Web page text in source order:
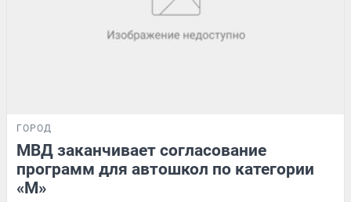
ГОРОД
МВД заканчивает согласование
программ для автошкол по категории
«М»